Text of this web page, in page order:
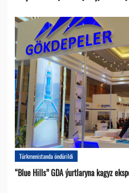
Türkmenistanda öndürildi
“Blue Hills” GDA ýurtlaryna kagyz